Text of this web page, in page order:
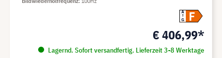
A
G
F
€ 406,99*
Lagernd. Sofort versandfertig. Lieferzeit 3-8 Werktage